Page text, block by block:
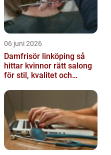
06 juni 2026
Damfrisör linköping så
hittar kvinnor rätt salong
för stil, kvalitet och